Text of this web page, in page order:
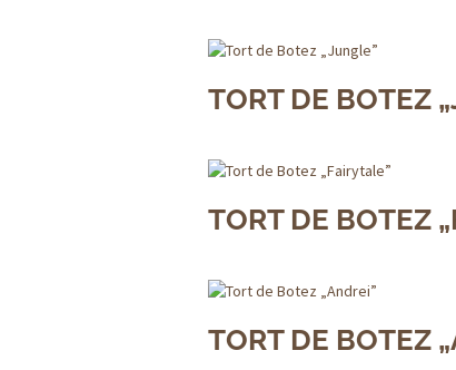
TORT DE BOTEZ
TORT DE BOTEZ
TORT DE BOTEZ